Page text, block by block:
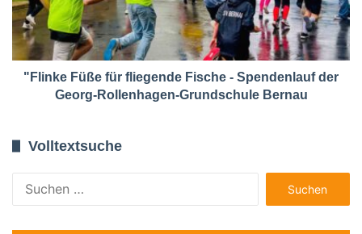
"Flinke Füße für fliegende Fische - Spendenlauf der
Georg-Rollenhagen-Grundschule Bernau
Volltextsuche
nach: